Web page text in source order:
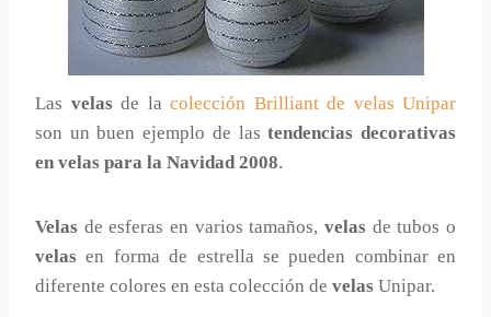
Las velasde la colección Brilliant de velas Unipar
son un buen ejemplo de lastendencias decorativas
en velas para la Navidad 2008.
Velas de esferas en varios tamaños, velas de tubos o
velas en forma de estrella se pueden combinar en
diferente colores en esta colección de velas Unipar.